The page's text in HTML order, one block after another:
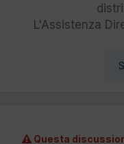
L'Assistenza
Questa